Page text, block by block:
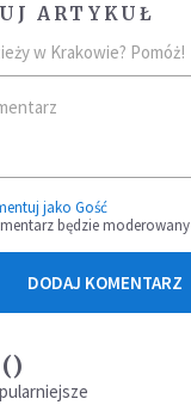
ARTYKUŁ
w Krakowie? Pomóż!
jako Gość
będzie moderowany
DODAJ KOMENTARZ
)